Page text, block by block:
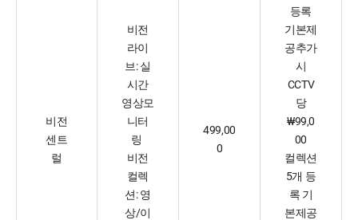
비전
센트
럴
비전
라이
브: 실
시간
영상모
니터
링
비전
컬렉
션: 영
상/이
499,00
0
등록
기본제
공추가
시
CCTV
당
₩99,0
00
컬렉션
5개 등
록 기
본제공